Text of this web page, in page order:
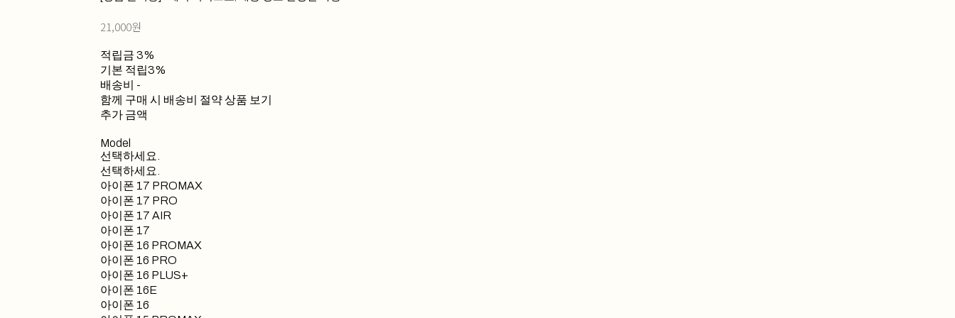
21,000원
적립금 3%
기본 적립3%
배송비 -
함께 구매 시 배송비 절약 상품 보기
추가 금액
Model
선택하세요.
선택하세요.
아이폰 17 PROMAX
아이폰 17 PRO
아이폰 17 AIR
아이폰 17
아이폰 16 PROMAX
아이폰 16 PRO
아이폰 16 PLUS+
아이폰 16E
아이폰 16